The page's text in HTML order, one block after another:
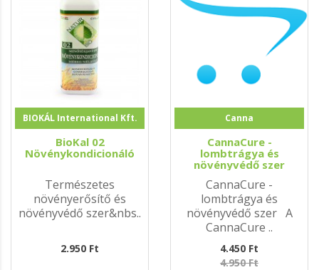
BIOKÁL International Kft.
BioKal 02
Növénykondicionáló
Természetes
növényerősítő és
növényvédő szer&nbs..
2.950 Ft
Canna
CannaCure -
lombtrágya és
növényvédő szer
CannaCure -
lombtrágya és
növényvédő szer A
CannaCure ..
4.450 Ft
4.950 Ft